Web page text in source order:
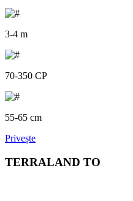
3-4 m
70-350 CP
55-65 cm
Privește
TERRALAND TO